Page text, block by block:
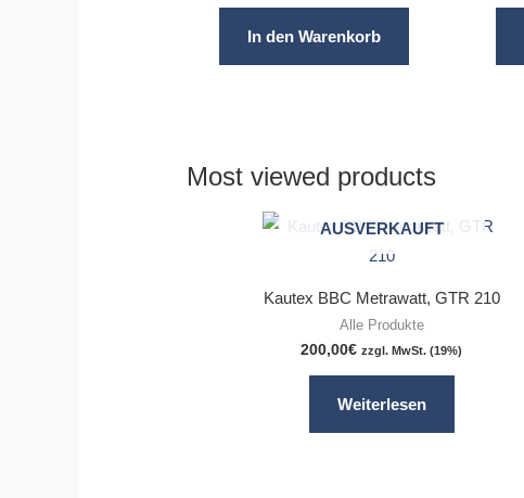
In den Warenkorb
Most viewed products
AUSVERKAUFT
Kautex BBC Metrawatt, GTR 210
Alle Produkte
200,00€ zzgl. MwSt. (19%)
Weiterlesen